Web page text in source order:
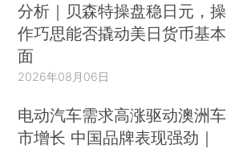
分析｜贝森特操盘稳日元，操
作巧思能否撬动美日货币基本
面
2026年08月06日
电动汽车需求高涨驱动澳洲车
市增长 中国品牌表现强劲｜